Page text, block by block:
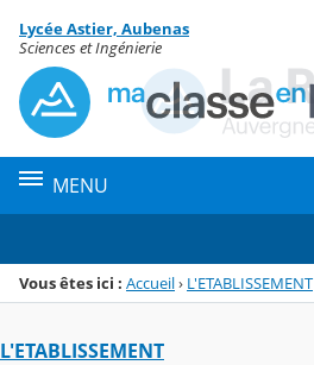
Menu de la rubrique
Contenu
Lycée Astier, Aubenas
Sciences et Ingénierie
MENU
Vous êtes ici : Accueil› L'ETABLISSEMENT
L'ETABLISSEMENT